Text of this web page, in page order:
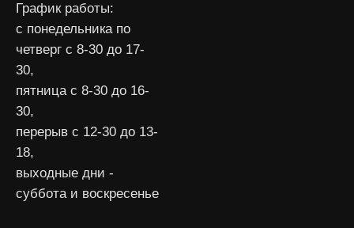
График работы:
с понедельника по
четверг с 8-30 до 17-
30,
пятница с 8-30 до 16-
30,
перерыв с 12-30 до 13-
18,
выходные дни -
суббота и воскресенье